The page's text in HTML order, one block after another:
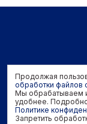
Copyright
Продолжая
обработки файлов
Мы обрабатываем
удобнее.
Политике
Запретить